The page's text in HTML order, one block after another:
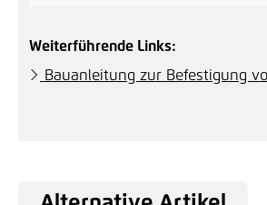
Weiterführende Links:
Bauanleitung zur Befestigung